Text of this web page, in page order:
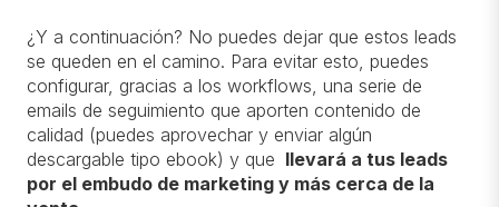
¿Y a continuación? No puedes dejar que estos leads
se queden en el camino. Para evitar esto, puedes
configurar, gracias a los workflows, una serie de
emails de seguimiento que aporten contenido de
calidad (puedes aprovechar y enviar algún
descargable tipo ebook) y que llevará a tus leads
por el embudo de marketing y más cerca de la